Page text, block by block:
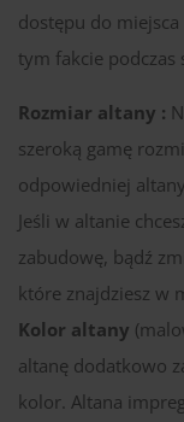
dostępu do
tym fakcie podczas
Rozmiar altany :
szeroką gamę
odpowiedniej
Jeśli w altanie
zabudowę, bądź
które znajdziesz w
Kolor altany
altanę dodatkowo
kolor. Altana